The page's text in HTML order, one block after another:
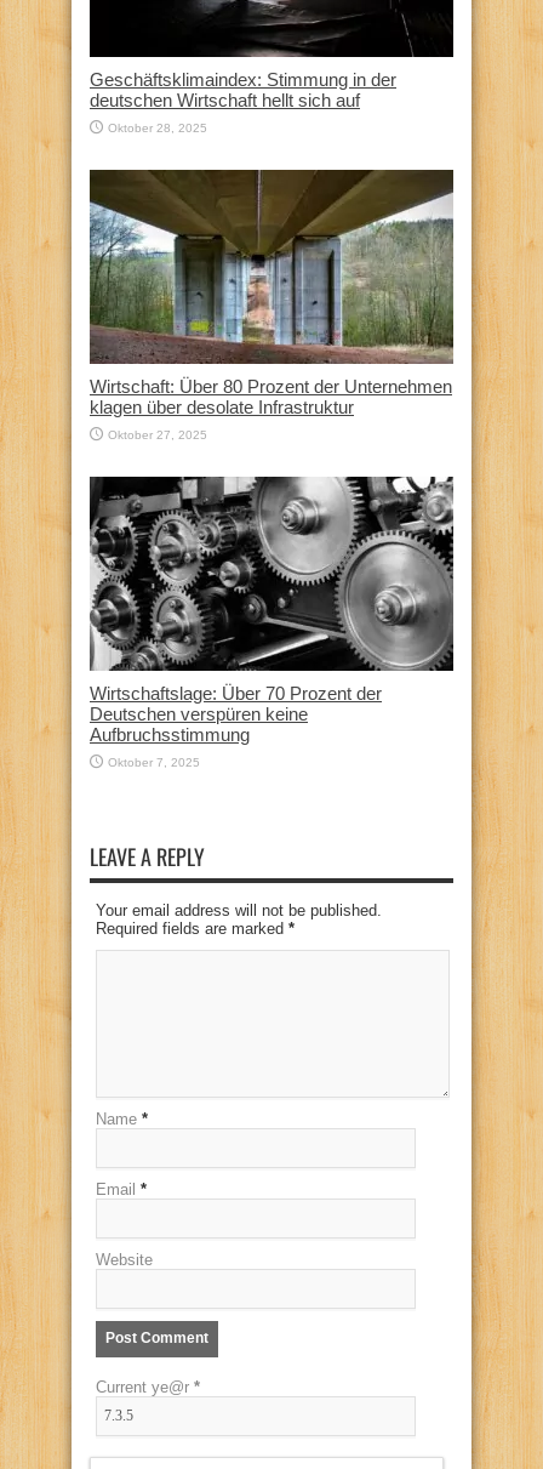
Geschäftsklimaindex: Stimmung in der
deutschen Wirtschaft hellt sich auf
Oktober 28, 2025
Wirtschaft: Über 80 Prozent der Unternehmen
klagen über desolate Infrastruktur
Oktober 27, 2025
Wirtschaftslage: Über 70 Prozent der
Deutschen verspüren keine
Aufbruchsstimmung
Oktober 7, 2025
LEAVE A REPLY
Your email address will not be published.
Required fields are marked *
Name *
Email *
Website
Current ye@r *